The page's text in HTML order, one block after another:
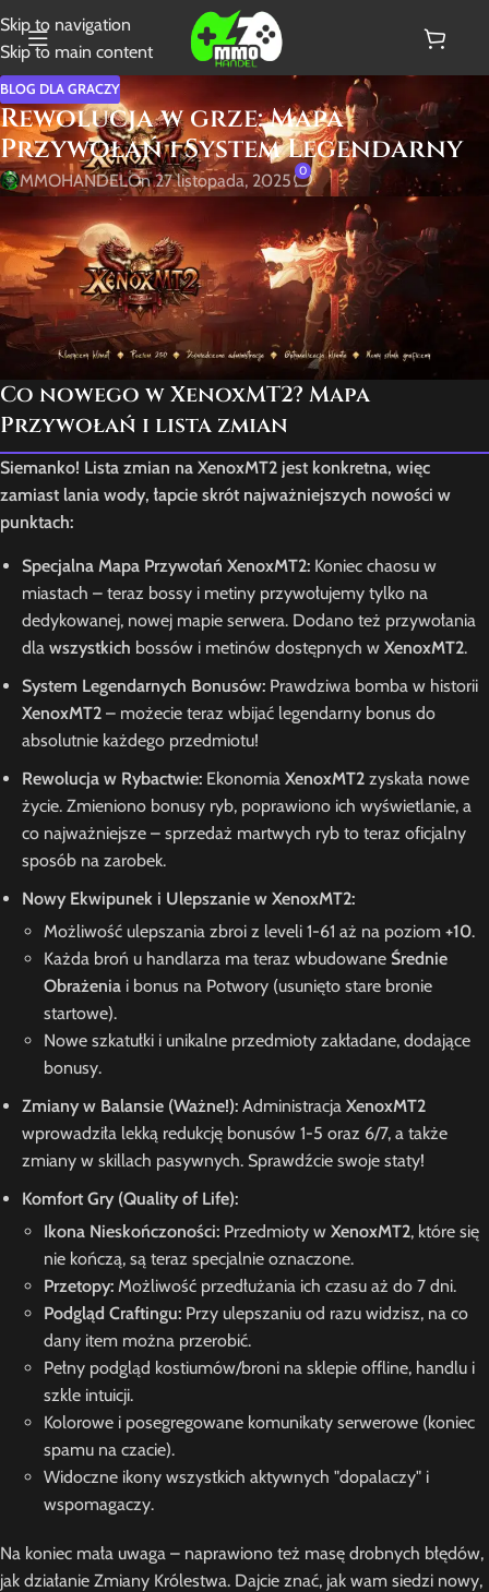
Skip to navigation
Skip to main content
BLOG DLA GRACZY
Rewolucja w grze: Mapa
Przywołań i System Legendarny
MMOHANDELOn 27 listopada, 2025 0
Co nowego w XenoxMT2? Mapa
Przywołań i lista zmian
Siemanko! Lista zmian na XenoxMT2 jest konkretna, więc
zamiast lania wody, łapcie skrót najważniejszych nowości w
punktach:
Specjalna Mapa Przywołań XenoxMT2: Koniec chaosu w
miastach – teraz bossy i metiny przywołujemy tylko na
dedykowanej, nowej mapie serwera. Dodano też przywołania
dla wszystkich bossów i metinów dostępnych w XenoxMT2.
System Legendarnych Bonusów: Prawdziwa bomba w historii
XenoxMT2 – możecie teraz wbijać legendarny bonus do
absolutnie każdego przedmiotu!
Rewolucja w Rybactwie: Ekonomia XenoxMT2 zyskała nowe
życie. Zmieniono bonusy ryb, poprawiono ich wyświetlanie, a
co najważniejsze – sprzedaż martwych ryb to teraz oficjalny
sposób na zarobek.
Nowy Ekwipunek i Ulepszanie w XenoxMT2:
Możliwość ulepszania zbroi z leveli 1-61 aż na poziom +10.
Każda broń u handlarza ma teraz wbudowane Średnie
Obrażenia i bonus na Potwory (usunięto stare bronie
startowe).
Nowe szkatułki i unikalne przedmioty zakładane, dodające
bonusy.
Zmiany w Balansie (Ważne!): Administracja XenoxMT2
wprowadziła lekką redukcję bonusów 1-5 oraz 6/7, a także
zmiany w skillach pasywnych. Sprawdźcie swoje staty!
Komfort Gry (Quality of Life):
Ikona Nieskończoności: Przedmioty w XenoxMT2, które się
nie kończą, są teraz specjalnie oznaczone.
Przetopy: Możliwość przedłużania ich czasu aż do 7 dni.
Podgląd Craftingu: Przy ulepszaniu od razu widzisz, na co
dany item można przerobić.
Pełny podgląd kostiumów/broni na sklepie offline, handlu i
szkle intuicji.
Kolorowe i posegregowane komunikaty serwerowe (koniec
spamu na czacie).
Widoczne ikony wszystkich aktywnych "dopalaczy" i
wspomagaczy.
Na koniec mała uwaga – naprawiono też masę drobnych błędów,
jak działanie Zmiany Królestwa. Dajcie znać, jak wam siedzi nowy,